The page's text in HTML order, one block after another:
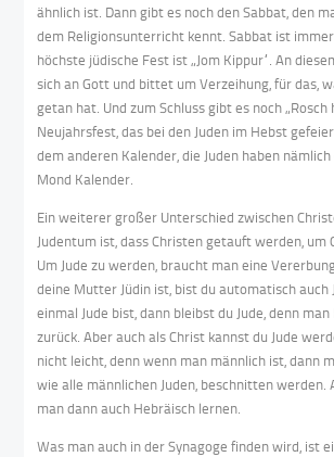
ähnlich ist. Dann gibt es noch den Sabbat, den
dem Religionsunterricht kennt. Sabbat ist
höchste jüdische Fest ist „Jom Kippur“. An
sich an Gott und bittet um Verzeihung, für das,
getan hat. Und zum Schluss gibt es noch „Rosch
Neujahrsfest, das bei den Juden im Hebst
dem anderen Kalender, die Juden haben
Mond Kalender.
Ein weiterer großer Unterschied zwischen
Judentum ist, dass Christen getauft werden, um
Um Jude zu werden, braucht man eine
deine Mutter Jüdin ist, bist du automatisch auch
einmal Jude bist, dann bleibst du Jude, denn
zurück. Aber auch als Christ kannst du Jude
nicht leicht, denn wenn man männlich ist, dann
wie alle männlichen Juden, beschnitten werden.
man dann auch Hebräisch lernen.
Was man auch in der Synagoge finden wird, ist